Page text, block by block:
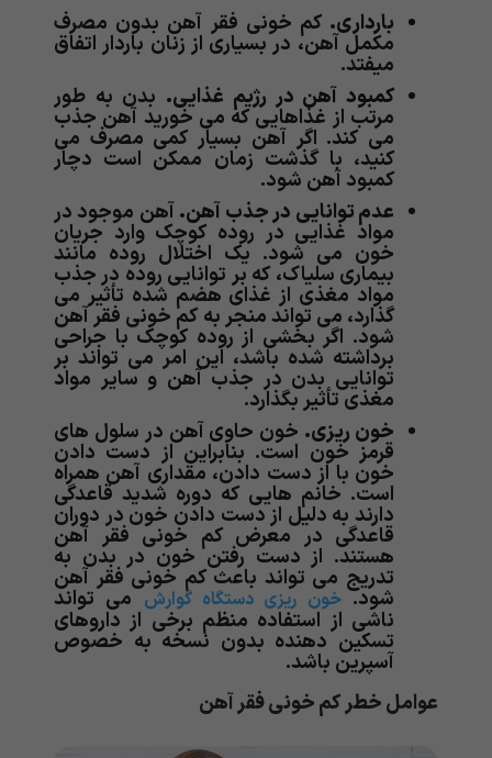
بارداری. کم خونی فقر آهن بدون مصرف
مکمل آهن، در بسیاری از زنان باردار اتفاق
میفتد.
کمبود آهن در رژیم غذایی. بدن به طور
مرتب از غذاهایی که می خورید آهن جذب
می کند. اگر آهن بسیار کمی مصرف می
کنید، با گذشت زمان ممکن است دچار
کمبود آهن شود.
عدم توانایی در جذب آهن. آهن موجود در
مواد غذایی در روده کوچک وارد جریان
خون می شود. یک اختلال روده مانند
بیماری سلیاک، که بر توانایی روده در جذب
مواد مغذی از غذای هضم شده تأثیر می
گذارد، می تواند منجر به کم خونی فقر آهن
شود. اگر بخشی از روده کوچک با جراحی
برداشته شده باشد، این امر می تواند بر
توانایی بدن در جذب آهن و سایر مواد
مغذی تأثیر بگذارد.
خون ریزی. خون حاوی آهن در سلول های
قرمز خون است. بنابراین از دست دادن
خون با از دست دادن، مقداری آهن همراه
است. خانم هایی که دوره شدید قاعدگی
دارند به دلیل از دست دادن خون در دوران
قاعدگی در معرض کم خونی فقر آهن
هستند. از دست رفتن خون در بدن به
تدریج می تواند باعث کم خونی فقر آهن
شود.خون ریزی دستگاه گوارش می تواند
ناشی از استفاده منظم برخی از داروهای
تسکین دهنده بدون نسخه به خصوص
آسپرین باشد.
عوامل خطرکم خونی فقر آهن